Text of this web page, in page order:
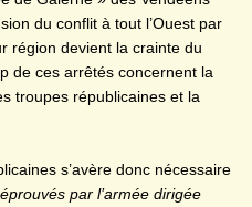
du conflit à tout l’Ouest par
région devient la crainte du
de ces arrêtés concernent la
troupes républicaines et la
s’avère donc nécessaire
par l’armée dirigée